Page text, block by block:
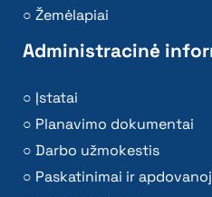
Žemėlapiai
Administracinė
Įstatai
Planavimo dokumentai
Darbo užmokestis
Paskatinimai ir